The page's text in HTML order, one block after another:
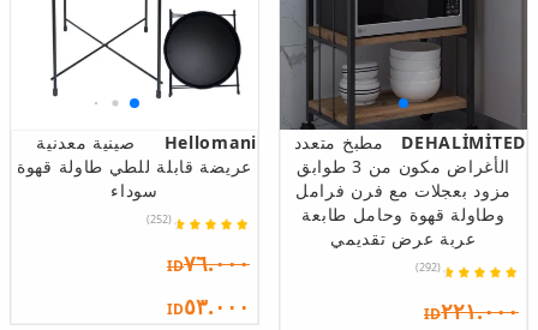
DEHALİMİTED
مطبخ متعدد
الأغراض مكون من 3 طوابق
مزود بعجلات مع فرن فرامل
وطاولة قهوة وحامل طابعة
عربة عرض تقديمي
(292)
ID٢٢١.٠٠٠
Hellomani
صينية معدنية
عريضة قابلة للطي طاولة قهوة
سوداء
(252)
ID٧٦.٠٠٠
ID٥٣.٠٠٠